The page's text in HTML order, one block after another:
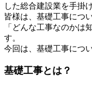
した総合建設業を手掛
皆様は、基礎工事につ
「どんな工事なのかは
す。
今回は、基礎工事につ
基礎工事とは？